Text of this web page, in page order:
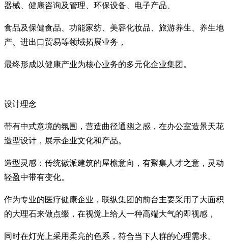
器械、健康咨询及管理、环保设备、电子产品、
食品及保健食品、功能家纺、美容化妆品、旅游养生、养生地
产、进出口贸易等领域拓展业务，
最终形成以健康产业为核心业务的多元化企业集团。
设计理念
带有中式意境的氛围，营造曲径通幽之感，在办公室造景天花
造型设计，展示企业文化和产品。
造型灵感：传统徽派建筑的屋檐意向，有聚集人才之意，灵动
轻盈中带有变化。
作为专业的医疗健康企业，联纵集团的前台主要采用了大面积
的大理石来做点缀，在视觉上给人一种高端大气的即视感，
同时在灯光上采用柔亮的色系，符合当下人群的心理需求。